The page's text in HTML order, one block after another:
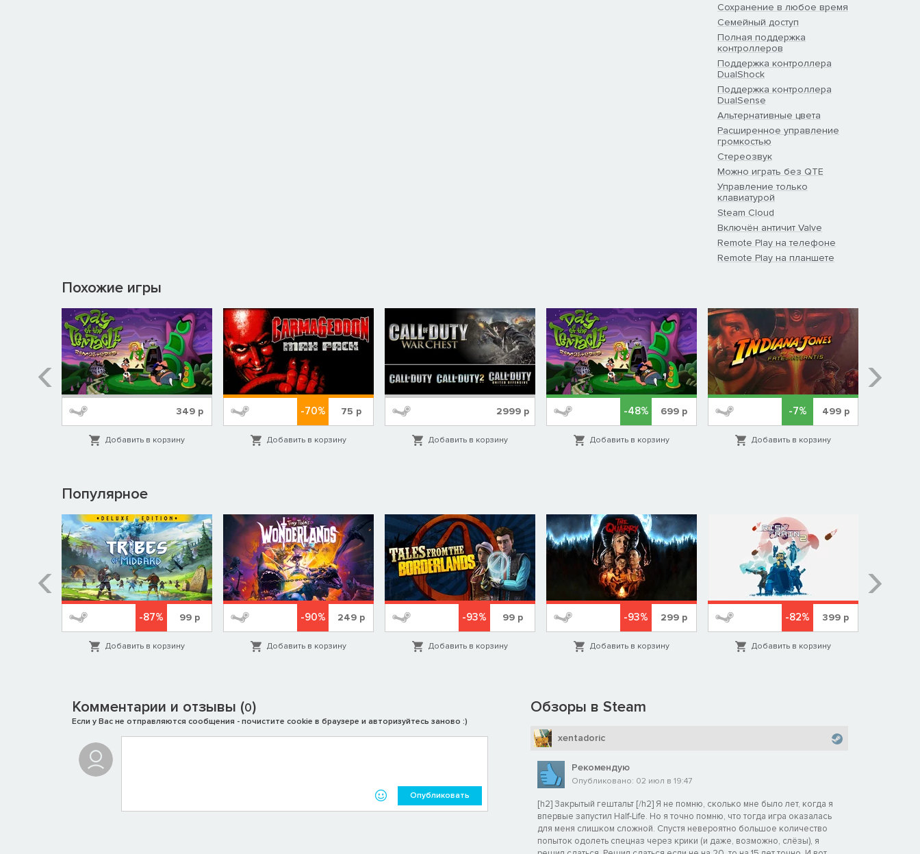
Сохранение в любое время
Семейный доступ
Полная поддержка
контроллеров
Поддержка контроллера
DualShock
Поддержка контроллера
DualSense
Альтернативные цвета
Расширенное управление
громкостью
Стереозвук
Можно играть без QTE
Управление только
клавиатурой
Steam Cloud
Включён античит Valve
Remote Play на телефоне
Remote Play на планшете
Похожие игры
349р
Добавить в корзину
-70% 75 р
Добавить в корзину
2999р
Добавить в корзину
-48% 699 р
Добавить в корзину
-7% 499р
Добавить в корзину
Популярное
-87% 99р
Добавить в корзину
-90% 249р
Добавить в корзину
-93% 99р
Добавить в корзину
-93% 299 р
Добавить в корзину
-82% 399 р
Добавить в корзину
Комментарии и отзывы (0)
Если у Вас не отправляются сообщения - почистите cookie в браузере и авторизуйтесь заново :)
Опубликовать
Обзоры в Steam
xentadoric
Рекомендую
Опубликовано: 02 июл в 19:47
[h2] Закрытый гештальт [/h2] Я не помню, сколько мне было лет, когда я
впервые запустил Half-Life. Но я точно помню, что тогда игра оказалась
для меня слишком сложной. Спустя невероятно большое количество
попыток одолеть спецназ через крики (и даже, возможно, слёзы), я